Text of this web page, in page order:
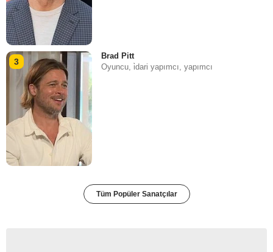
3
Brad Pitt
Oyuncu, i̇dari yapımcı, yapımcı
Tüm Popüler Sanatçılar